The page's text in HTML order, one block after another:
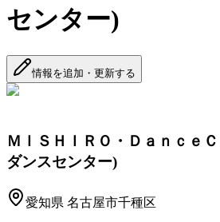
センター)
情報を追加・更新する
ＭＩＳＨＩＲＯ・Ｄａｎｃｅ
ダンスセンター)
愛知県 名古屋市千種区